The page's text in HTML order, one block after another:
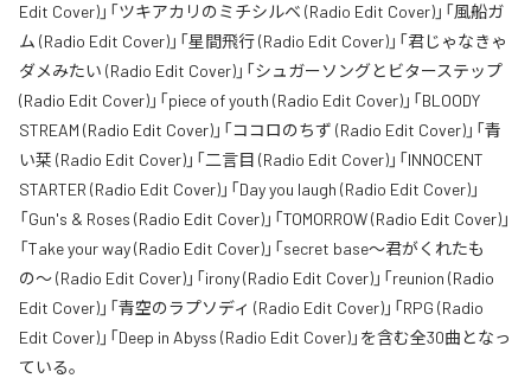
Edit Cover)」「ツキアカリのミチシルベ (Radio Edit Cover)」「風船ガ
ム (Radio Edit Cover)」「星間飛行 (Radio Edit Cover)」「君じゃなきゃ
ダメみたい (Radio Edit Cover)」「シュガーソングとビターステップ
(Radio Edit Cover)」「piece of youth (Radio Edit Cover)」「BLOODY
STREAM (Radio Edit Cover)」「ココロのちず (Radio Edit Cover)」「青
い栞 (Radio Edit Cover)」「二言目 (Radio Edit Cover)」「INNOCENT
STARTER (Radio Edit Cover)」「Day you laugh (Radio Edit Cover)」
「Gun's & Roses (Radio Edit Cover)」「TOMORROW (Radio Edit Cover)」
「Take your way (Radio Edit Cover)」「secret base〜君がくれたも
の〜 (Radio Edit Cover)」「irony (Radio Edit Cover)」「reunion (Radio
Edit Cover)」「青空のラプソディ (Radio Edit Cover)」「RPG (Radio
Edit Cover)」「Deep in Abyss (Radio Edit Cover)」を含む全30曲となっ
ている。